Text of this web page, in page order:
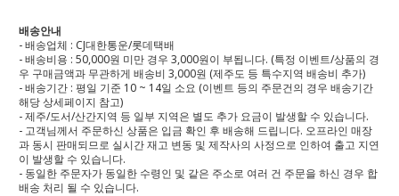
배송안내
- 배송업체 : CJ대한통운/롯데택배
- 배송비용 : 50,000원 미만 경우 3,000원이 부됩니다. (특정 이벤트/상품의 경
우 구매금액과 무관하게 배송비 3,000원 (제주도 등 특수지역 배송비 추가)
- 배송기간 : 평일 기준 10 ~ 14일 소요 (이벤트 등의 주문건의 경우 배송기간
해당 상세페이지 참고)
- 제주/도서/산간지역 등 일부 지역은 별도 추가 요금이 발생할 수 있습니다.
- 고객님께서 주문하신 상품은 입금 확인 후 배송해 드립니다. 오프라인 매장
과 동시 판매되므로 실시간 재고 변동 및 제작사의 사정으로 인하여 출고 지연
이 발생할 수 있습니다.
- 동일한 주문자가 동일한 수령인 및 같은 주소로 여러 건 주문을 하신 경우 합
배송 처리 될 수 있습니다.